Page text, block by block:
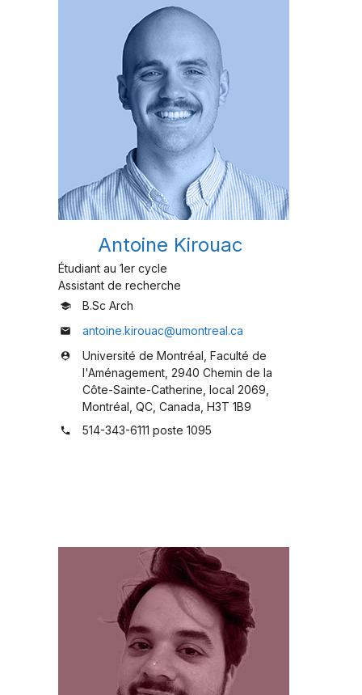
Antoine Kirouac
Étudiant au 1er cycle
Assistant de recherche
school B.Sc Arch
mail antoine.kirouac@umontreal.ca
person_pin
Université de Montréal, Faculté de
l'Aménagement, 2940 Chemin de la
Côte-Sainte-Catherine, local 2069,
Montréal, QC, Canada, H3T 1B9
phone 514-343-6111 poste 1095